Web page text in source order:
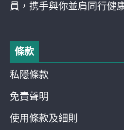
員，携手與你並肩同行健
條款
私隱條款
免責聲明
使用條款及細則